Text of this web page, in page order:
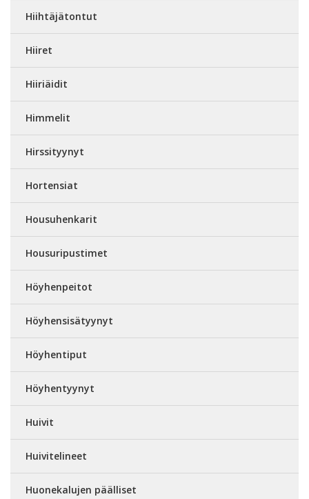
Hiihtäjätontut
Hiiret
Hiiriäidit
Himmelit
Hirssityynyt
Hortensiat
Housuhenkarit
Housuripustimet
Höyhenpeitot
Höyhensisätyynyt
Höyhentiput
Höyhentyynyt
Huivit
Huivitelineet
Huonekalujen päälliset